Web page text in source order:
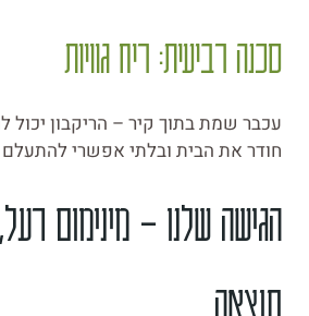
סכנה רביעית: ריח גוויות
עכבר שמת בתוך קיר – הריקבון יכול
חודר את הבית ובלתי אפשרי להתעלם
הגישה שלנו – מינימום
תוצאה